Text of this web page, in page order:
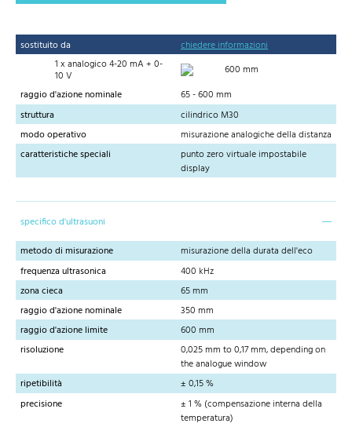
sostituito da
chiedere informazioni
1 x analogico 4-20 mA + 0-
10 V
600 mm
raggio d'azione nominale
65 - 600 mm
struttura
cilindrico M30
modo operativo
misurazione analogiche della distanza
caratteristiche speciali
punto zero virtuale impostabile
display
specifico d'ultrasuoni
metodo di misurazione
misurazione della durata dell'eco
frequenza ultrasonica
400 kHz
zona cieca
65 mm
raggio d'azione nominale
350 mm
raggio d'azione limite
600 mm
risoluzione
0,025 mm to 0,17 mm, depending on
the analogue window
ripetibilità
± 0,15 %
precisione
± 1 % (compensazione interna della
temperatura)